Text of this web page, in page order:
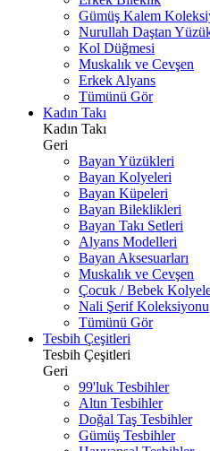
Gümüş Kalem
Nurullah Daştan
Kol Düğmesi
Muskalık ve Cevşen
Erkek Alyans
Tümünü Gör
Kadın Takı
Kadın Takı
Geri
Bayan Yüzükleri
Bayan Kolyeleri
Bayan Küpeleri
Bayan Bileklikleri
Bayan Takı Setleri
Alyans Modelleri
Bayan Aksesuarları
Muskalık ve Cevşen
Çocuk / Bebek
Nali Şerif Koleksiyonu
Tümünü Gör
Tesbih Çeşitleri
Tesbih Çeşitleri
Geri
99'luk Tesbihler
Altın Tesbihler
Doğal Taş Tesbihler
Gümüş Tesbihler